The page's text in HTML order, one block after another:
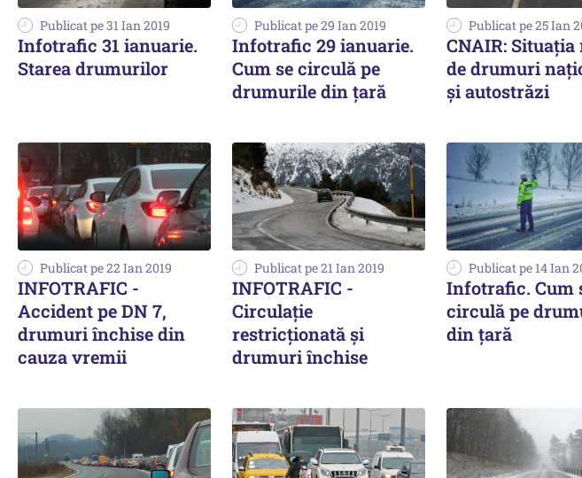
Publicat pe 31 Ian 2019
Infotrafic 31 ianuarie.
Starea drumurilor
Publicat pe 29 Ian 2019
Infotrafic 29 ianuarie.
Cum se circulă pe
drumurile din ţară
Publicat pe 25 Ian
CNAIR: Situația
de drumuri
și autostrăzi
Publicat pe 22 Ian 2019
INFOTRAFIC -
Accident pe DN 7,
drumuri închise din
cauza vremii
Publicat pe 21 Ian 2019
INFOTRAFIC -
Circulație
restricționată și
drumuri închise
Publicat pe 14 Ian
Infotrafic. Cum
circulă pe
din ţară